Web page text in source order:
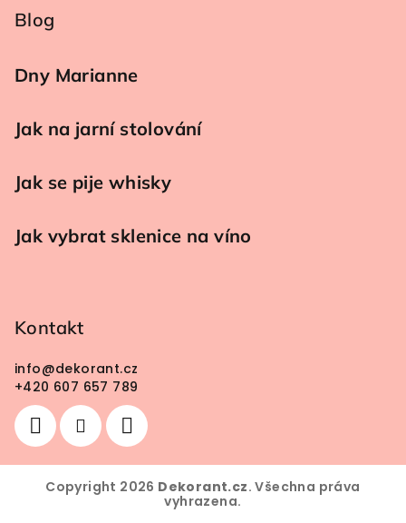
Blog
Dny Marianne
Jak na jarní stolování
Jak se pije whisky
Jak vybrat sklenice na víno
Kontakt
info@dekorant.cz
+420 607 657 789
Copyright 2026 Dekorant.cz. Všechna práva
vyhrazena.